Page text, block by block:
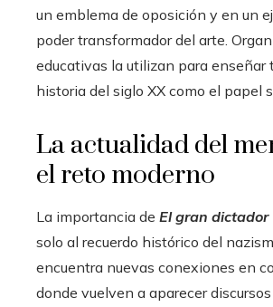
un emblema de oposición y en un
poder transformador del arte.
educativas la utilizan para enseñar
historia del siglo XX como el papel
La actualidad del
el reto moderno
La importancia de El gran dictador
solo al recuerdo histórico del
encuentra nuevas conexiones en
donde vuelven a aparecer